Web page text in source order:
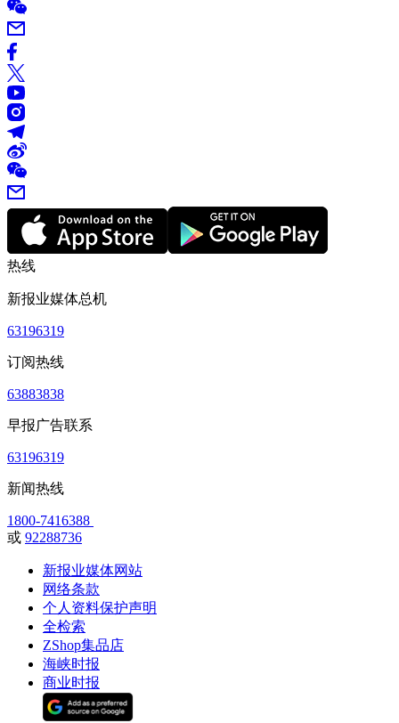
热线
新报业媒体总机
63196319
订阅热线
63883838
早报广告联系
63196319
新闻热线
1800-7416388
或 92288736
新报业媒体网站
网络条款
个人资料保护声明
全检索
ZShop集品店
海峡时报
商业时报